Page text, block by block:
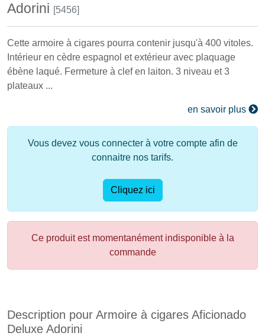
Adorini [5456]
Cette armoire à cigares pourra contenir jusqu'à 400 vitoles.
Intérieur en cèdre espagnol et extérieur avec plaquage
ébène laqué. Fermeture à clef en laiton. 3 niveau et 3
plateaux ...
en savoir plus
Vous devez vous connecter à votre compte afin de
connaitre nos tarifs.
Cliquez ici
Ce produit est momentanément indisponible à la
commande
Description pour Armoire à cigares Aficionado
Deluxe Adorini